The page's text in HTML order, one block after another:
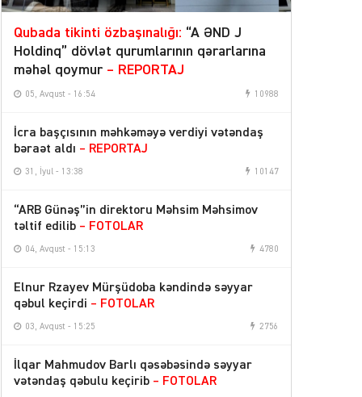
Qubada tikinti özbaşınalığı: “A ƏND J
Holdinq” dövlət qurumlarının qərarlarına
məhəl qoymur – REPORTAJ
05, Avqust - 16:54 10988
İcra başçısının məhkəməyə verdiyi vətəndaş
bəraət aldı – REPORTAJ
31, İyul - 13:38 10147
“ARB Günəş”in direktoru Məhsim Məhsimov
təltif edilib – FOTOLAR
04, Avqust - 15:13 4780
Elnur Rzayev Mürşüdoba kəndində səyyar
qəbul keçirdi – FOTOLAR
03, Avqust - 15:25 2756
İlqar Mahmudov Barlı qəsəbəsində səyyar
vətəndaş qəbulu keçirib – FOTOLAR